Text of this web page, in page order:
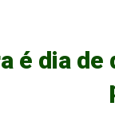
é dia